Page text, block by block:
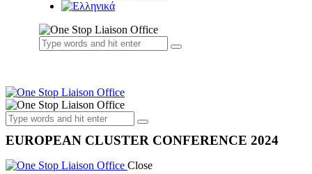
EUROPEAN CLUSTER CONFERENCE 2024
Close